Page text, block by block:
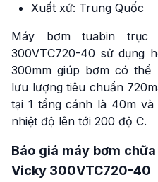
Xuất xứ: Trung Quốc
Máy bơm tuabin trục
300VTC720-40 sử dụng
300mm giúp bơm có
lưu lượng tiêu chuẩn
tại 1 tầng cánh là 40m
nhiệt độ lên tới 200 độ C.
Báo giá máy bơm
Vicky 300VTC720-40